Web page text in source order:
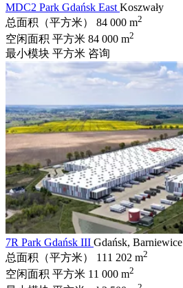
MDC2 Park Gdańsk East Koszwały
总面积（平方米）
84 000 m2
空闲面积 平方米 84 000 m2
最小模块 平方米 咨询
7R Park Gdańsk III Gdańsk, Barniewice
总面积（平方米）
111 202 m2
空闲面积 平方米 11 000 m2